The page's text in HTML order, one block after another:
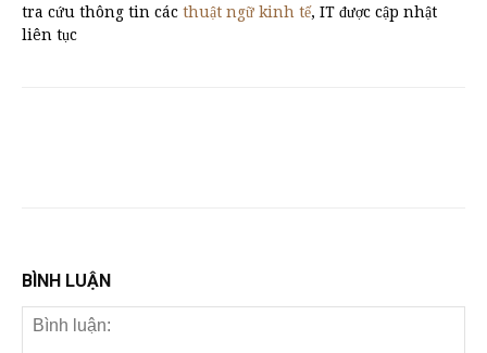
tra cứu thông tin các thuật ngữ kinh tế, IT được cập nhật
liên tục
BÌNH LUẬN